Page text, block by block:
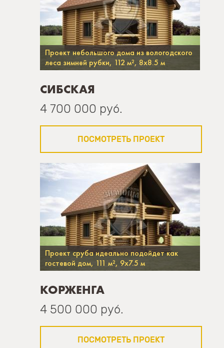
Проект небольшого дома из вологодского
леса зимней рубки, 112 м², 8х8.5 м
СИБСКАЯ
4 700 000 руб.
ПОСМОТРЕТЬ ПРОЕКТ
Проект сруба идеально подойдет как
гостевой дом, 111 м², 9х7.5 м
КОРЖЕНГА
4 500 000 руб.
ПОСМОТРЕТЬ ПРОЕКТ